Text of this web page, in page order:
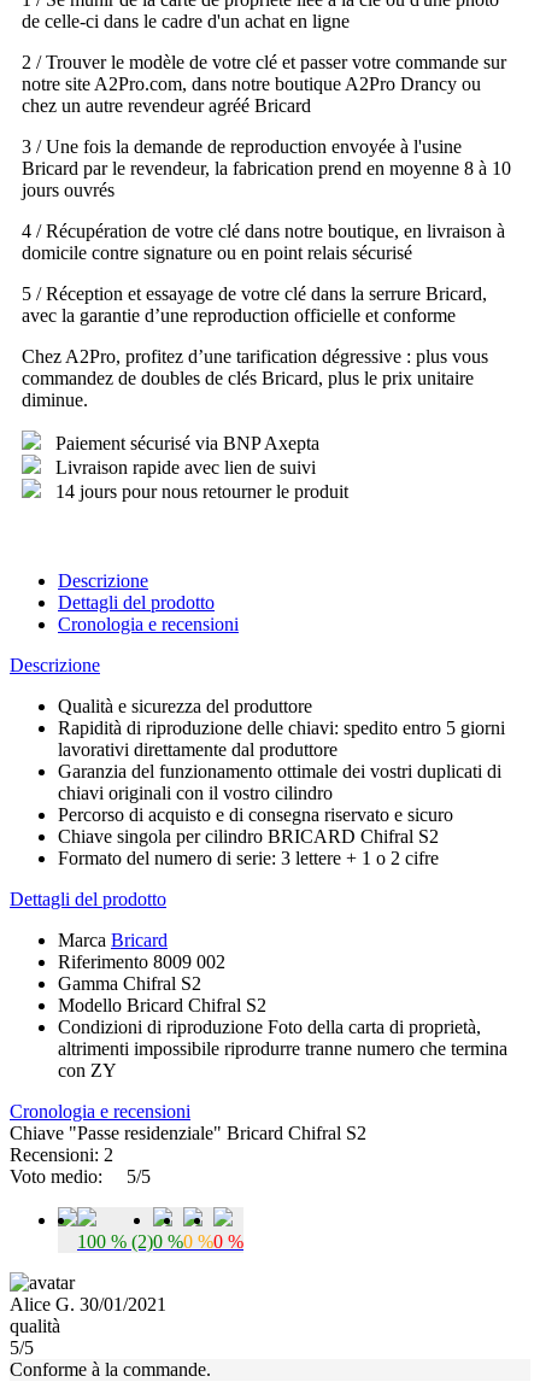
de celle-ci dans le cadre d'un achat en ligne
2 / Trouver le modèle de votre clé et passer votre commande sur
notre site A2Pro.com, dans notre boutique A2Pro Drancy ou
chez un autre revendeur agréé Bricard
3 / Une fois la demande de reproduction envoyée à l'usine
Bricard par le revendeur, la fabrication prend en moyenne 8 à 10
jours ouvrés
4 / Récupération de votre clé dans notre boutique, en livraison à
domicile contre signature ou en point relais sécurisé
5 / Réception et essayage de votre clé dans la serrure Bricard,
avec la garantie d’une reproduction officielle et conforme
Chez A2Pro, profitez d’une tarification dégressive : plus vous
commandez de doubles de clés Bricard, plus le prix unitaire
diminue.
Paiement sécurisé via BNP Axepta
Livraison rapide avec lien de suivi
14 jours pour nous retourner le produit
Descrizione
Dettagli del prodotto
Cronologia e recensioni
Descrizione
Qualità e sicurezza del produttore
Rapidità di riproduzione delle chiavi: spedito entro 5 giorni
lavorativi direttamente dal produttore
Garanzia del funzionamento ottimale dei vostri duplicati di
chiavi originali con il vostro cilindro
Percorso di acquisto e di consegna riservato e sicuro
Chiave singola per cilindro BRICARD Chifral S2
Formato del numero di serie: 3 lettere + 1 o 2 cifre
Dettagli del prodotto
Marca Bricard
Riferimento 8009 002
Gamma Chifral S2
Modello Bricard Chifral S2
Condizioni di riproduzione Foto della carta di proprietà,
altrimenti impossibile riprodurre tranne numero che termina
con ZY
Cronologia e recensioni
Chiave "Passe residenziale" Bricard Chifral S2
Recensioni: 2
Voto medio:
5/5
100 % (2)0 %0 %0 %
Alice G. 30/01/2021
qualità
5/5
Conforme à la commande.